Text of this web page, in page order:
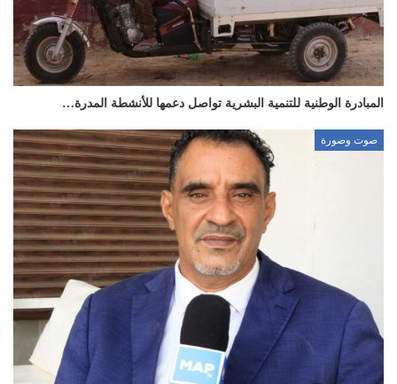
المبادرة الوطنية للتنمية البشرية تواصل دعمها للأنشطة المدرة…
صوت وصورة